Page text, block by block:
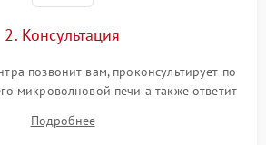
2. Консультация
позвонит вам, проконсультирует по
микроволновой печи а также ответит
Подробнее